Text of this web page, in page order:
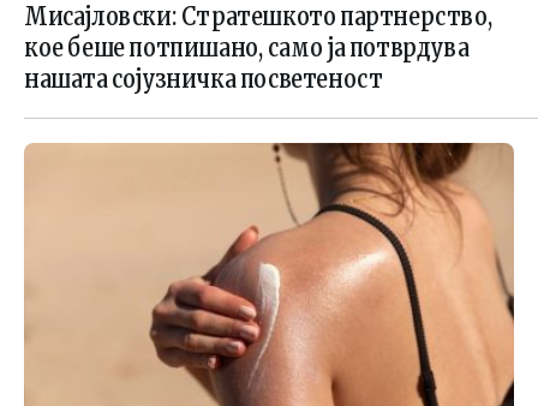
Мисајловски: Стратешкото партнерство,
кое беше потпишано, само ја потврдува
нашата сојузничка посветеност